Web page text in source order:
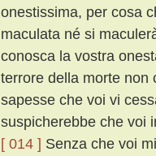
onestissima, per cosa
maculata né si
conosca la vostra
terrore della morte
sapesse che voi vi
suspicherebbe che voi
[ 014 ] Senza che voi